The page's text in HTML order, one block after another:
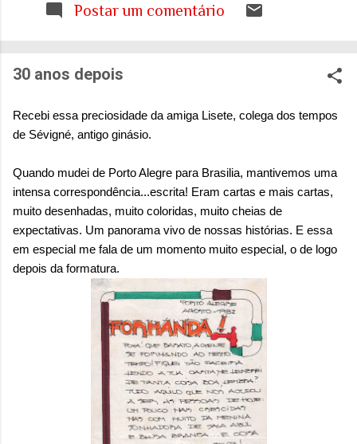
visão (e experiência) das mulheres sobre o que é
acadêmicos e governamentais recentes para
entender mais sobre a realidade. É mesmo
Patrícia Galvão em parceria com o Instituto
Locomotiva, divulgada em setembro de 2024,
brasileiras sentem medo de sofrer violência
quando se deslocam pela cidade. A mesma
pesquisa aponta que 71% das mulheres já
sofreram algum tipo de violência durante seus
deslocamentos urbanos. Entre mulheres negras
e LBT, os índices sobem ainda mais. Isso não é
sensação isolada. Se per...
Postar um comentário
30 anos depois
Recebi essa preciosidade da amiga Lisete, colega dos tempos
de Sévigné, antigo ginásio.
Quando mudei de Porto Alegre para Brasilia, mantivemos uma
intensa correspondência...escrita! Eram cartas e mais cartas,
muito desenhadas, muito coloridas, muito cheias de
expectativas. Um panorama vivo de nossas histórias. E essa
em especial me fala de um momento muito especial, o de logo
depois da formatura.